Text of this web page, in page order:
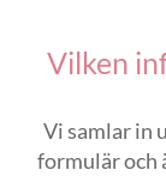
Vilken
Vi samlar in
formulär och